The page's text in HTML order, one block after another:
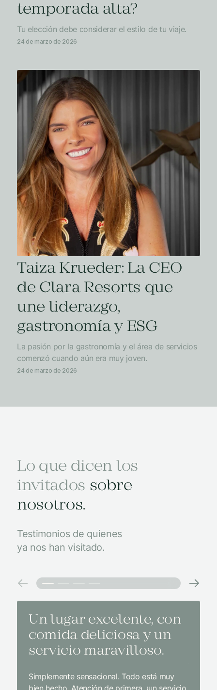
temporada alta?
Tu elección debe considerar el estilo de tu viaje.
24 de marzo de 2026
Taiza Krueder: La CEO
de Clara Resorts que
une liderazgo,
gastronomía y ESG
La pasión por la gastronomía y el área de servicios
comenzó cuando aún era muy joven.
24 de marzo de 2026
Lo que dicen los
invitados sobre
nosotros.
Testimonios de quienes
ya nos han visitado.
Un lugar excelente, con
comida deliciosa y un
servicio maravilloso.
Simplemente sensacional. Todo está muy
bien hecho. Atención de primera, ¡un servicio